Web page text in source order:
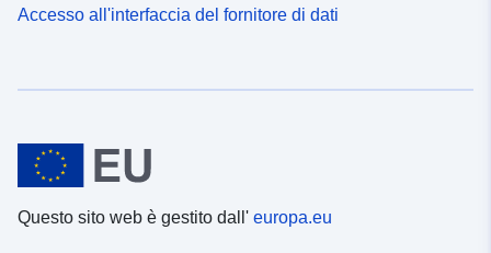
Accesso all'interfaccia del fornitore di dati
Questo sito web è gestito dall' europa.eu